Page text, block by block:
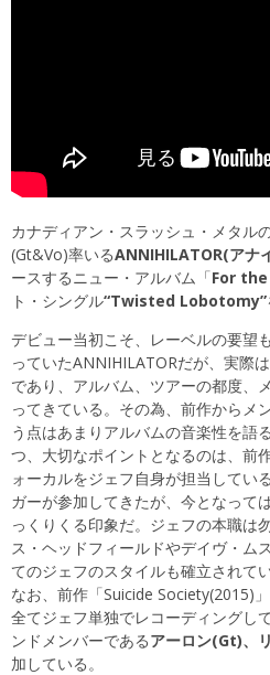
カナディアン・スラッシュ・メタルの
(Gt&Vo)率いるANNIHILATOR(アナ
ースするニュー・アルバム「For
ト・シングル“Twisted Lobotomy”
デビュー当初こそ、レーベルの要望
っていたANNIHILATORだが、実際
であり、アルバム、ツアーの都度、
ってきている。その為、前作からメ
う点はあまりアルバムの音楽性を語
つ、大切なポイントとなるのは、前
ォーカルをジェフ自身が担当してい
ガーが参加してきたが、今となって
っくりくる印象だ。ジェフの本職は
ス・ヘッドフィールドやデイヴ・ム
てのジェフのスタイルも確立されてい
なお、前作「Suicide Society(2015)
全てジェフ単独でレコーディングし
ンドメンバーであるアーロン(Gt)、
加している。